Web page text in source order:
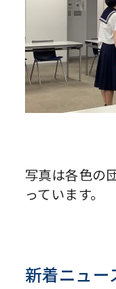
写真は各色の
っています。
新着ニュー